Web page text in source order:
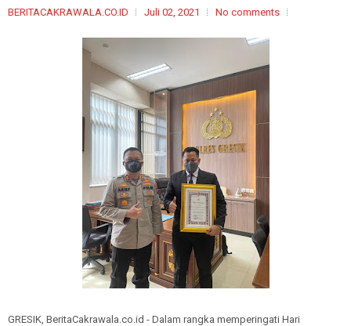
BERITACAKRAWALA.CO.ID Juli 02, 2021 No comments
GRESIK, BeritaCakrawala.co.id - Dalam rangka memperingati Hari